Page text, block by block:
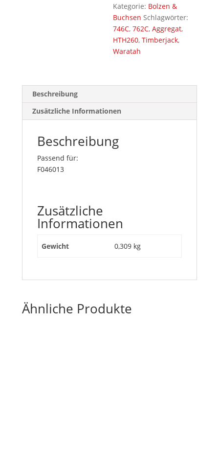
Kategorie: Bolzen &
Buchsen Schlagwörter:
746C,762C,Aggregat,
HTH260,Timberjack,
Waratah
Beschreibung
Zusätzliche Informationen
Beschreibung
Passend für:
F046013
Zusätzliche
Informationen
Gewicht 0,309 kg
Ähnliche Produkte